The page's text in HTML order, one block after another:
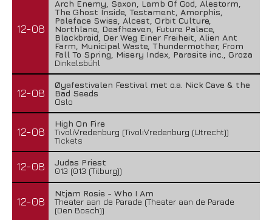
12-08
Arch Enemy, Saxon, Lamb Of God, Alestorm,
The Ghost Inside, Testament, Amorphis,
Paleface Swiss, Alcest, Orbit Culture,
Northlane, Deafheaven, Future Palace,
Blackbraid, Der Weg Einer Freiheit, Alien Ant
Farm, Municipal Waste, Thundermother, From
Fall To Spring, Misery Index, Parasite inc., Groza
Dinkelsbühl
12-08
Øyafestivalen Festival met o.a. Nick Cave & the
Bad Seeds
Oslo
12-08
High On Fire
TivoliVredenburg (TivoliVredenburg (Utrecht))
Tickets
12-08
Judas Priest
013 (013 (Tilburg))
12-08
Ntjam Rosie - Who I Am
Theater aan de Parade (Theater aan de Parade
(Den Bosch))